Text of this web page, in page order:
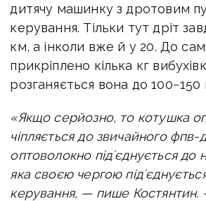
дитячу машинку з дротовим
керування. Тільки тут дріт
км, а інколи вже й у 20. До
прикріплено кілька кг
розганяється вона до
«Якщо серйозно, то котушка
чіпляється до звичайного фпв-
оптоволокно підʼєднується до
яка своєю чергою
керування, — пише Костянтин.